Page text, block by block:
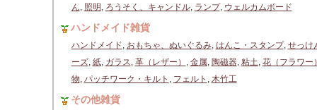
ん, 照明 , ろうそく、キャンドル, ランプ, ウェルカムボード
ハンドメイド雑貨
ハンドメイド, おもちゃ、ぬいぐるみ, はんこ・スタンプ, せっけ
ーズ, 紙, ガラス, 革（レザー） , 金属, 陶磁器, 粘土, 花（フラワー
物, パッチワーク・キルト , フェルト , 木竹工
その他雑貨